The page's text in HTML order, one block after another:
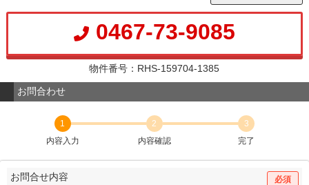
0467-73-9085
物件番号：RHS-159704-1385
お問合わせ
1
内容入力
2
内容確認
3
完了
お問合せ内容 必須